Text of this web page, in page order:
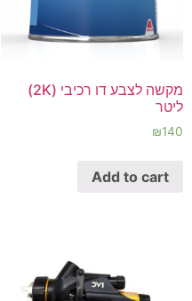
מקשה לצבע דו רכיבי (2K)
ליטר
₪140
Add to cart